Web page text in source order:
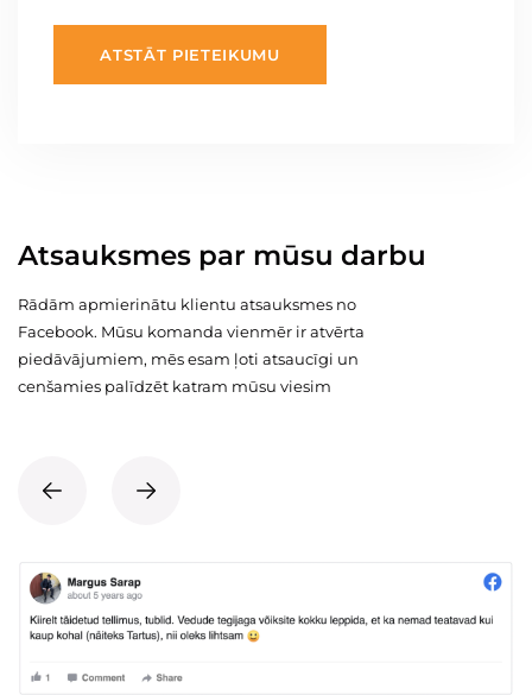
ATSTĀT PIETEIKUMU
Atsauksmes par mūsu darbu
Rādām apmierinātu klientu atsauksmes no
Facebook. Mūsu komanda vienmēr ir atvērta
piedāvājumiem, mēs esam ļoti atsaucīgi un
cenšamies palīdzēt katram mūsu viesim